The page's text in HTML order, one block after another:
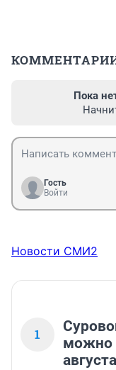
Пока
Гость
Войти
Новости СМИ2
1
можно